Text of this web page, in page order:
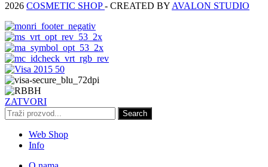
2026 COSMETIC SHOP- CREATED BY AVALON STUDIO
ZATVORI
Search
Web Shop
Info